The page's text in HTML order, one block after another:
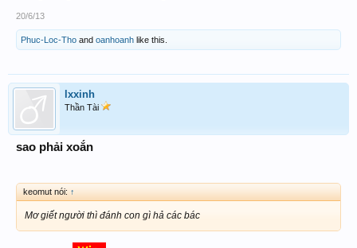
20/6/13
Phuc-Loc-Tho and oanhoanh like this.
lxxinh
Thần Tài
sao phải xoắn
keomut nói: ↑
Mơ giết người thì đánh con gì hả các bác